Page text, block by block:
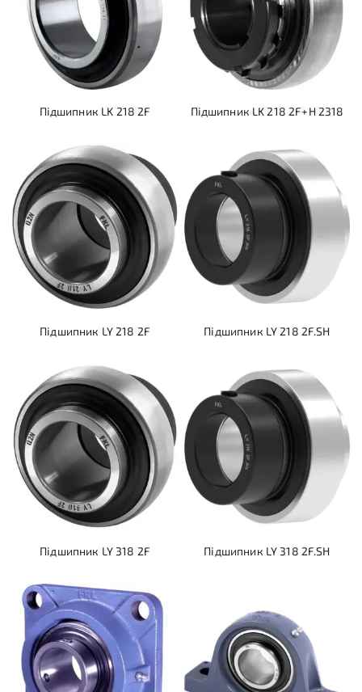
Підшипник LK 218 2F Підшипник LK 218 2F+H 2318
Підшипник LY 218 2F Підшипник LY 218 2F.SH
Підшипник LY 318 2F Підшипник LY 318 2F.SH